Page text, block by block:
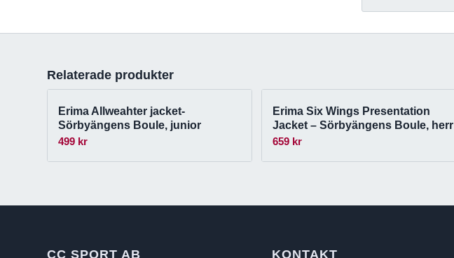
Relaterade produkter
Erima Allweahter jacket-
Sörbyängens Boule, junior
499 kr
Erima Six Wings Presentation
Jacket – Sörbyängens Boule, herr
659 kr
CC SPORT AB KONTAKT